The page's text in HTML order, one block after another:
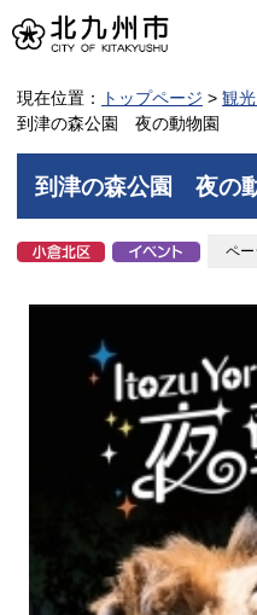
現在位置： トップページ > 観
到津の森公園 夜の動物園
到津の森公園 夜の
ペ